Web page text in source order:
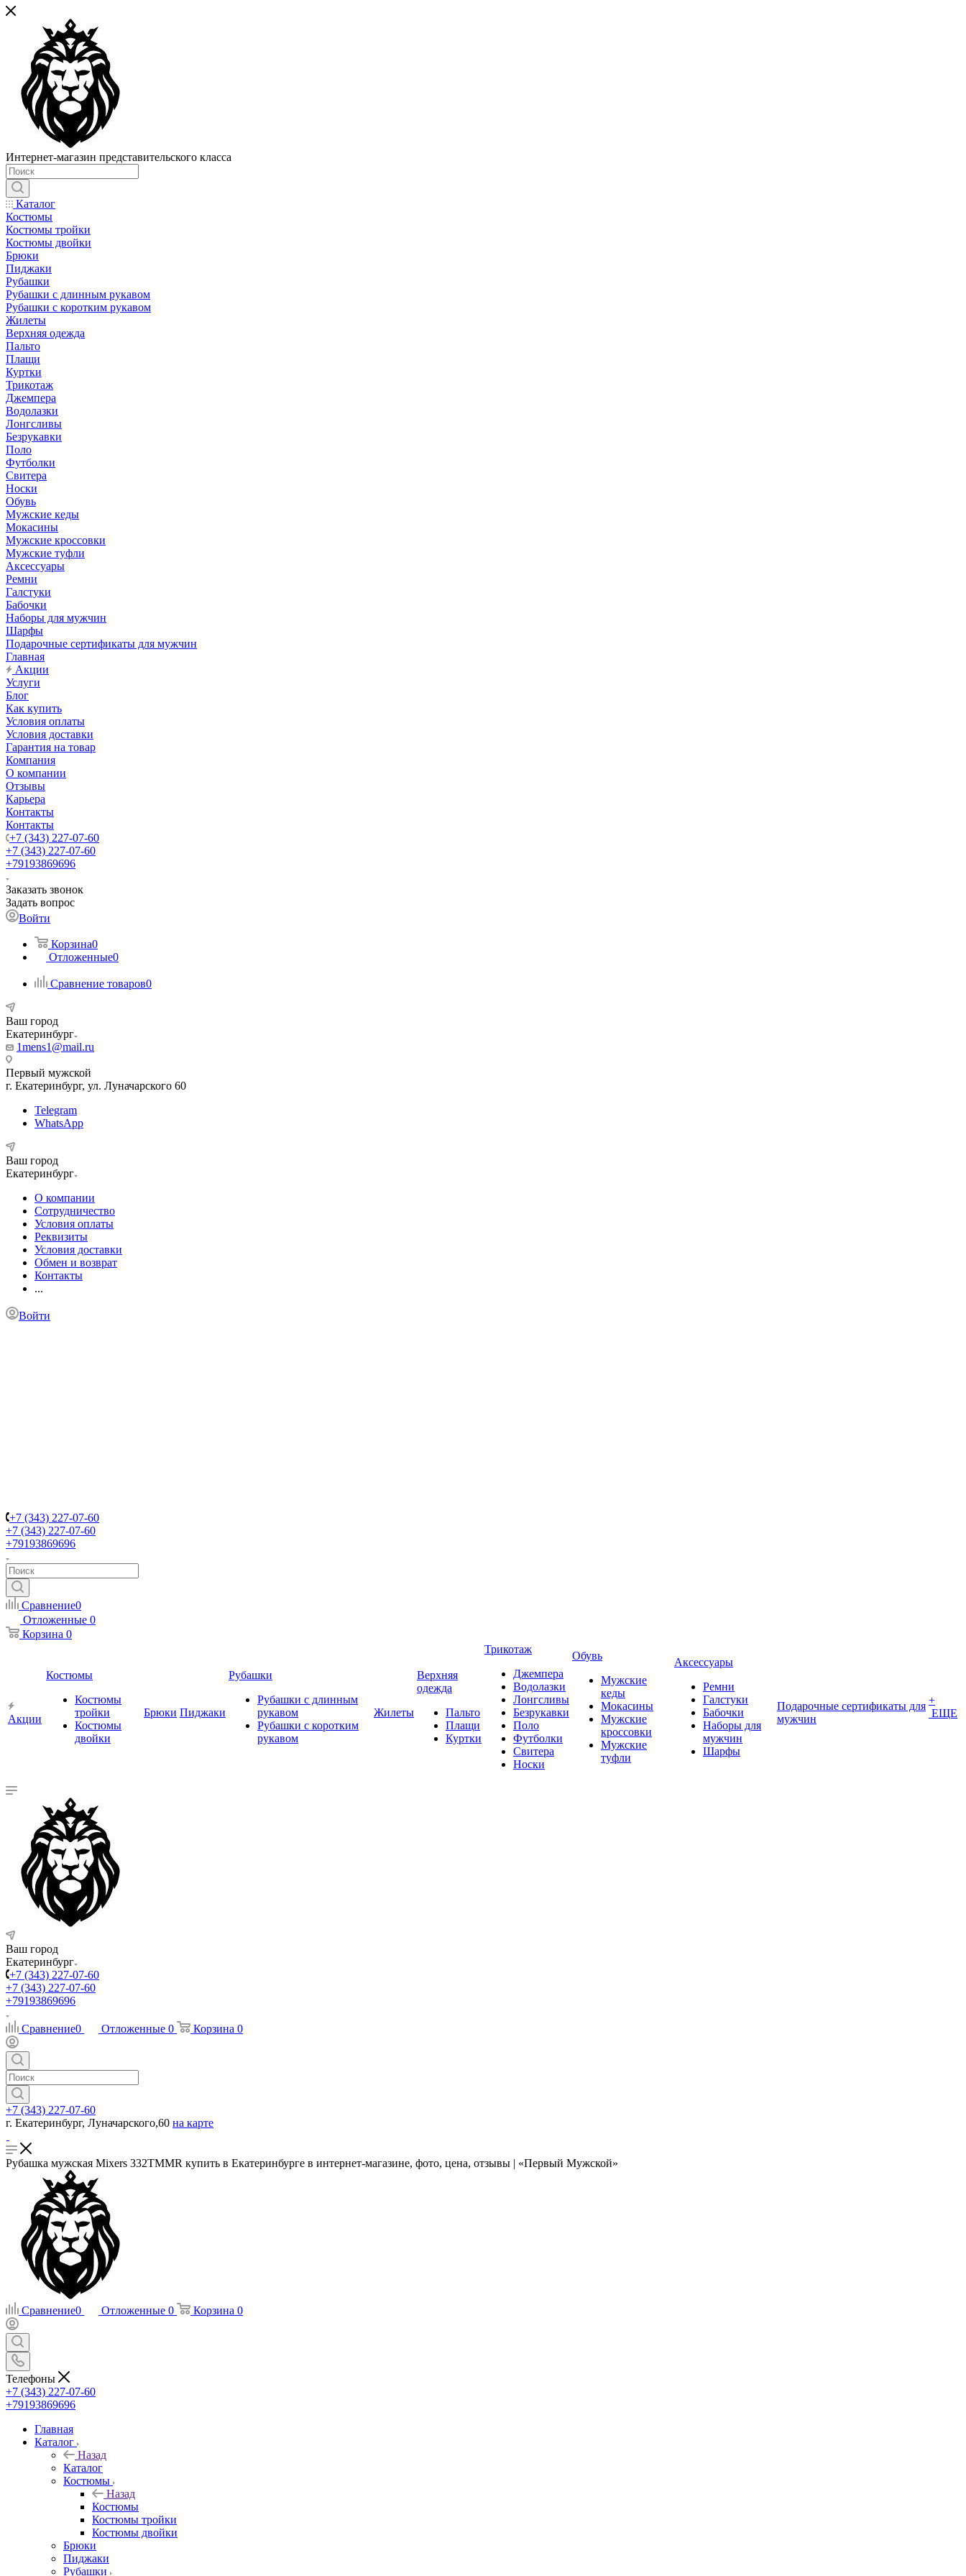
Интернет-магазин представительского класса
Каталог
Костюмы
Костюмы тройки
Костюмы двойки
Брюки
Пиджаки
Рубашки
Рубашки с длинным рукавом
Рубашки с коротким рукавом
Жилеты
Верхняя одежда
Пальто
Плащи
Куртки
Трикотаж
Джемпера
Водолазки
Лонгсливы
Безрукавки
Поло
Футболки
Свитера
Носки
Обувь
Мужские кеды
Мокасины
Мужские кроссовки
Мужские туфли
Аксессуары
Ремни
Галстуки
Бабочки
Наборы для мужчин
Шарфы
Подарочные сертификаты для мужчин
Главная
Акции
Услуги
Блог
Как купить
Условия оплаты
Условия доставки
Гарантия на товар
Компания
О компании
Отзывы
Карьера
Контакты
Контакты
+7 (343) 227-07-60
+7 (343) 227-07-60
+79193869696
Заказать звонок
Задать вопрос
Войти
Корзина0
Отложенные0
Сравнение товаров0
Ваш город
Екатеринбург
1mens1@mail.ru
Первый мужской
г. Екатеринбург, ул. Луначарского 60
Telegram
WhatsApp
Ваш город
Екатеринбург
О компании
Сотрудничество
Условия оплаты
Реквизиты
Условия доставки
Обмен и возврат
Контакты
...
Войти
+7 (343) 227-07-60
+7 (343) 227-07-60
+79193869696
Сравнение0
Отложенные 0
Корзина 0
Акции
Костюмы
Костюмы
тройки
Костюмы
двойки
Брюки Пиджаки
Рубашки
Рубашки с длинным
рукавом
Рубашки с коротким
рукавом
Жилеты
Верхняя
одежда
Пальто
Плащи
Куртки
Трикотаж
Джемпера
Водолазки
Лонгсливы
Безрукавки
Поло
Футболки
Свитера
Носки
Обувь
Мужские
кеды
Мокасины
Мужские
кроссовки
Мужские
туфли
Аксессуары
Ремни
Галстуки
Бабочки
Наборы для
мужчин
Шарфы
Подарочные сертификаты для
мужчин
+
ЕЩЕ
Ваш город
Екатеринбург
+7 (343) 227-07-60
+7 (343) 227-07-60
+79193869696
Сравнение0 Отложенные 0 Корзина 0
+7 (343) 227-07-60
г. Екатеринбург, Луначарского,60 на карте
Рубашка мужская Mixers 332TMMR купить в Екатеринбурге в интернет-магазине, фото, цена, отзывы | «Первый Мужской»
Сравнение0 Отложенные 0 Корзина 0
Телефоны
+7 (343) 227-07-60
+79193869696
Главная
Каталог
Назад
Каталог
Костюмы
Назад
Костюмы
Костюмы тройки
Костюмы двойки
Брюки
Пиджаки
Рубашки